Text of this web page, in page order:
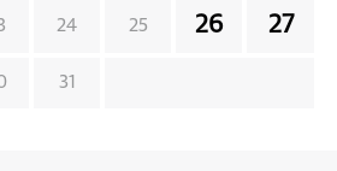
24 25 26 27
31